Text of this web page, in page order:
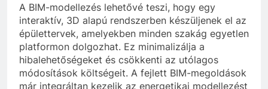
A BIM-modellezés lehetővé teszi, hogy egy
interaktív, 3D alapú rendszerben készüljenek el az
épülettervek, amelyekben minden szakág egyetlen
platformon dolgozhat. Ez minimalizálja a
hibalehetőségeket és csökkenti az utólagos
módosítások költségeit. A fejlett BIM-megoldások
már integráltan kezelik az energetikai modellezést